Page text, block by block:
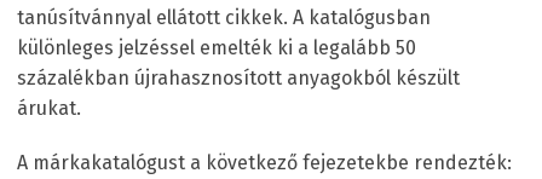
tanúsítvánnyal ellátott cikkek. A katalógusban
különleges jelzéssel emelték ki a legalább 50
százalékban újrahasznosított anyagokból készült
árukat.
A márkakatalógust a következő fejezetekbe rendezték: